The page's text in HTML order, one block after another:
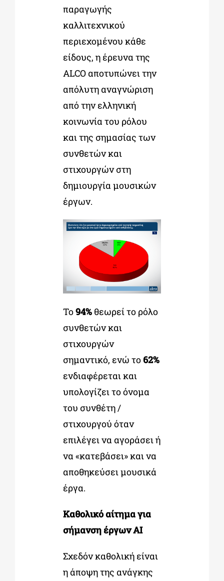
παραγωγής
καλλιτεχνικού
περιεχομένου κάθε
είδους, η έρευνα της
ALCO αποτυπώνει την
απόλυτη αναγνώριση
από την ελληνική
κοινωνία του ρόλου
και της σημασίας των
συνθετών και
στιχουργών στη
δημιουργία μουσικών
έργων.
Το94%θεωρεί το ρόλο
συνθετών και
στιχουργών
σημαντικό, ενώ το62%
ενδιαφέρεται και
υπολογίζει το όνομα
του συνθέτη /
στιχουργού όταν
επιλέγει να αγοράσει ή
να «κατεβάσει» και να
αποθηκεύσει μουσικά
έργα.
Καθολικό αίτημα για
σήμανση έργων AI
Σχεδόν καθολική είναι
η άποψη της ανάγκης